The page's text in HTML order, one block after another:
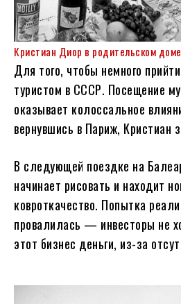
Кристиан Диор в родительском
Для того, чтобы немного
туристом в СССР. Посещение
оказывает колоссальное
вернувшись в Париж, Кристиан
В следующей поездке на
начинает рисовать и находит
ковроткачество. Попытка
провалилась — инвесторы не
этот бизнес деньги, из-за